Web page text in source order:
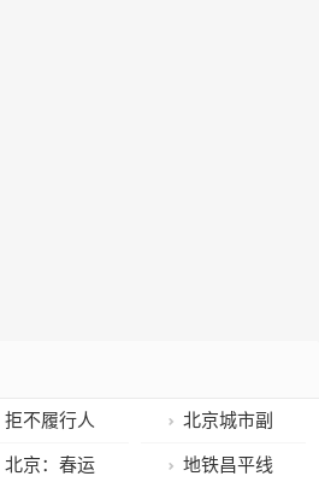
拒不履行人
法院生效裁
北京城市副
中心站主换乘
北京：春运 地铁昌平线